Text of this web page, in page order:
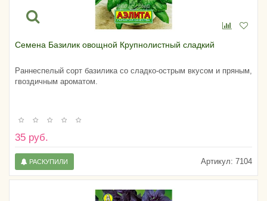
Семена Базилик овощной Крупнолистный сладкий
Раннеспелый сорт базилика со сладко-острым вкусом и пряным,
гвоздичным ароматом.
35 руб.
Артикул: 7104
РАСКУПИЛИ